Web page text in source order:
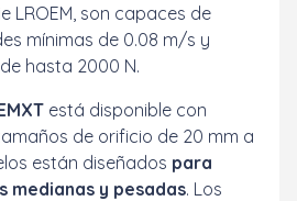
LROEM, son capaces de
mínimas de 0.08 m/s y
hasta 2000 N.
está disponible con
de orificio de 20 mm a
están diseñados para
y pesadas. Los